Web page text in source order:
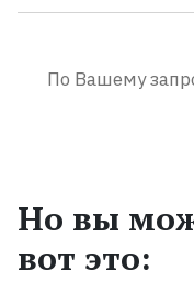
По Вашему
Но вы
вот это: